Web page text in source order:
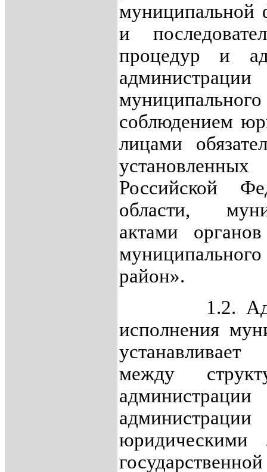
муниципальной
и
процедур и
соблюдением
лицами
Российской
области,
актами
район».
1.2.
исполнения
между